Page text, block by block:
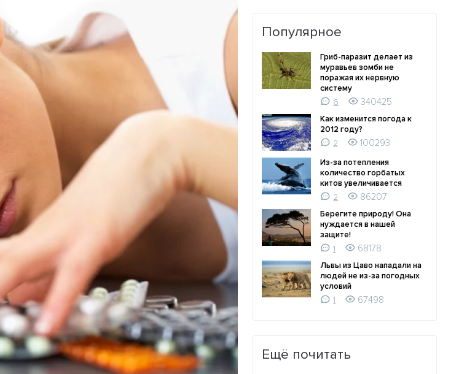
Популярное
Гриб-паразит делает из
муравьев зомби не
поражая их нервную
систему
6
340425
Как изменится погода к
2012 году?
2
100293
Из-за потепления
количество горбатых
китов увеличивается
2
86207
Берегите природу! Она
нуждается в нашей
защите!
1
68178
Львы из Цаво нападали на
людей не из-за погодных
условий
1
67498
Ещё почитать